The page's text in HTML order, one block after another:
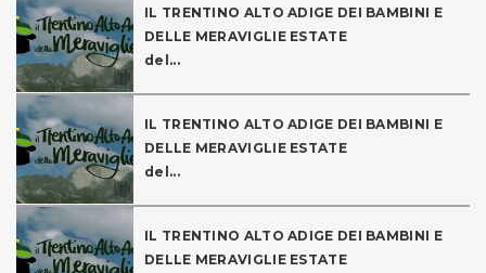
IL TRENTINO ALTO ADIGE DEI BAMBINI E
DELLE MERAVIGLIE ESTATE
del...
IL TRENTINO ALTO ADIGE DEI BAMBINI E
DELLE MERAVIGLIE ESTATE
del...
IL TRENTINO ALTO ADIGE DEI BAMBINI E
DELLE MERAVIGLIE ESTATE